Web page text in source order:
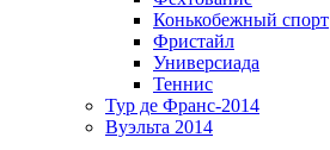
Конькобежный спорт
Фристайл
Универсиада
Теннис
Тур де Франс-2014
Вуэльта 2014